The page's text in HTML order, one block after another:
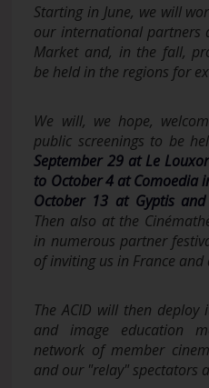
Starting in June, we will
our international partners
Market and, in the fall,
be held in the regions for
We will, we hope,
public screenings to be
September 29 at Le
to October 4 at Comoedia
October 13 at Gyptis
Then also at the
in numerous partner
of inviting us in France and
The ACID will then
and image education
network of member
and our "relay" spectators